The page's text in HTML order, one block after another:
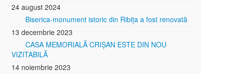
24 august 2024
Biserica-monument istoric din Ribița a fost renovată
13 decembrie 2023
CASA MEMORIALĂ CRIȘAN ESTE DIN NOU
VIZITABILĂ
14 noiembrie 2023